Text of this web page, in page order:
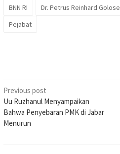
BNN RI Dr. Petrus Reinhard Golose
Pejabat
Post
navigation
Previous post
Uu Ruzhanul Menyampaikan
Bahwa Penyebaran PMK di Jabar
Menurun